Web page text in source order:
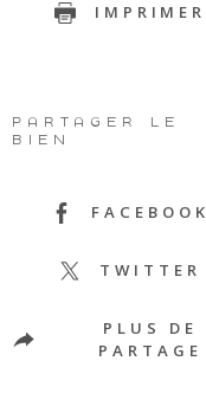
IMPRIMER
PARTAGER LE
BIEN
FACEBOOK
TWITTER
PLUS DE
PARTAGE